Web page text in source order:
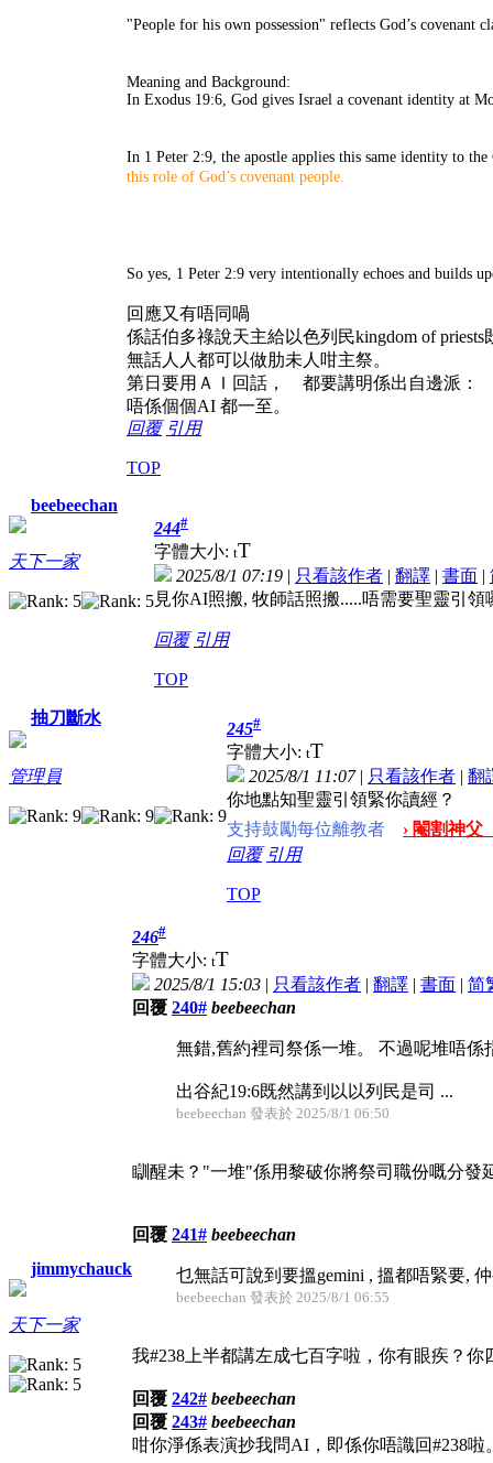
"People for his own possession" reflects God’s
Meaning and Background:
In Exodus 19:6, God gives Israel a covenant identity at
In 1 Peter 2:9, the apostle applies this same identity to
this role of God’s covenant people.
So yes, 1 Peter 2:9 very intentionally echoes and builds
回應又有唔同喎
係話伯多祿說天主給以色列民kingdom of
無話人人都可以做肋未人咁主祭。
第日要用ＡＩ回話， 都要講明係出自邊派
唔係個個AI 都一至。
回覆 引用
TOP
beebeechan
天下一家
244#
字體大小: tT
2025/8/1 07:19 | 只看該作者 | 翻譯 | 書面 |
見你AI照搬, 牧師話照搬.....唔需要聖靈引領
回覆 引用
TOP
抽刀斷水
管理員
245#
字體大小: tT
2025/8/1 11:07| 只看該作者 | 翻
你地點知聖靈引領緊你讀經？
支持鼓勵每位離教者
› 閹割神
回覆 引用
TOP
jimmychauck
天下一家
246#
字體大小: tT
2025/8/1 15:03 | 只看該作者 | 翻譯 | 書面 | 简
回覆 240# beebeechan
無錯,舊約裡司祭係一堆。 不過呢堆唔
出谷紀19:6既然講到以以列民是司 ...
beebeechan 發表於 2025/8/1 06:50
瞓醒未？"一堆"係用黎破你將祭司職份嘅分
回覆 241# beebeechan
乜無話可說到要搵gemini , 搵都唔緊要,
beebeechan 發表於 2025/8/1 06:55
我#238上半都講左成七百字啦，你有眼疾？
回覆 242# beebeechan
回覆 243# beebeechan
咁你淨係表演抄我問AI，即係你唔識回#238啦